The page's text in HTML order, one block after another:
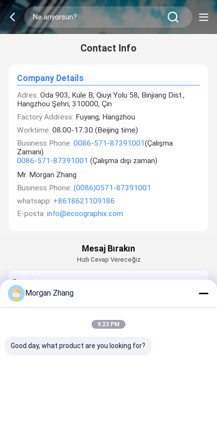
Contact Info
Company Details
Adres: Oda 903, Kule B, Qiuyi Yolu 58, Binjiang Dist.,
Hangzhou Şehri, 310000, Çin
Factory Address: Fuyang, Hangzhou
Worktime: 08:00-17:30 (Beijing time)
Business Phone: 0086-571-87391001(Çalışma
Zamanı)
0086-571-87391001 (Çalışma dışı zaman)
Mr. Morgan Zhang
Business Phone: (0086)0571-87391001
whatsapp: +8618621109186
E-posta: info@ecoographix.com
Mesaj Bırakın
Hızlı Cevap Vereceğiz
E-posta
Morgan Zhang
9:23 PM
Good day, what product are you looking for?